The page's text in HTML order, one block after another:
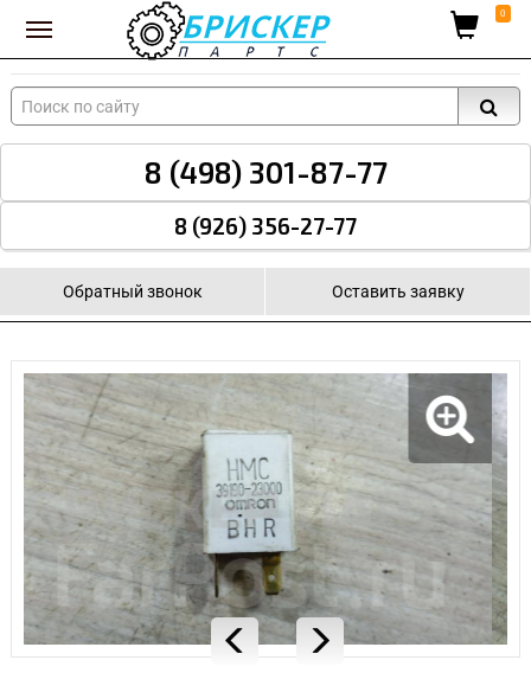
Вход для поставщиков 0
8 (498) 301-87-77
8 (926) 356-27-77
Обратный звонок Оставить заявку